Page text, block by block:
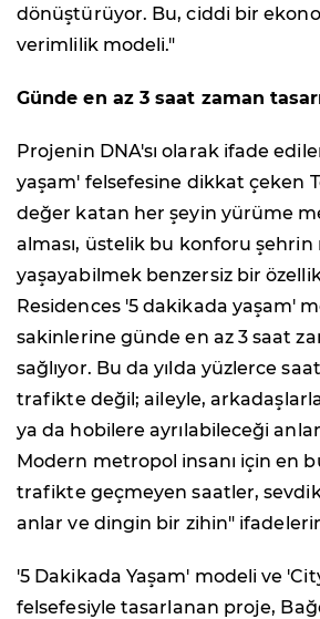
dönüştürüyor. Bu, ciddi bir
verimlilik modeli."
Günde en az 3 saat zaman
Projenin DNA'sı olarak ifade
yaşam' felsefesine dikkat çeken
değer katan her şeyin yürüme
alması, üstelik bu konforu
yaşayabilmek benzersiz bir
Residences '5 dakikada yaşam'
sakinlerine günde en az 3 saat
sağlıyor. Bu da yılda yüzlerce
trafikte değil; aileyle,
ya da hobilere ayrılabileceği
Modern metropol insanı için en
trafikte geçmeyen saatler,
anlar ve dingin bir zihin"
'5 Dakikada Yaşam' modeli ve
felsefesiyle tasarlanan proje,